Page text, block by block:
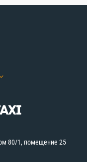
80/1, помещение 25